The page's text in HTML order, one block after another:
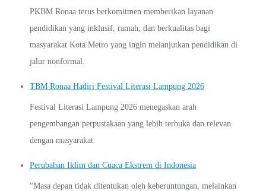
PKBM Ronaa terus berkomitmen memberikan layanan
pendidikan yang inklusif, ramah, dan berkualitas bagi
masyarakat Kota Metro yang ingin melanjutkan pendidikan di
jalur nonformal.
TBM Ronaa Hadiri Festival Literasi Lampung 2026
Festival Literasi Lampung 2026 menegaskan arah
pengembangan perpustakaan yang lebih terbuka dan relevan
dengan masyarakat.
Perubahan Iklim dan Cuaca Ekstrem di Indonesia
“Masa depan tidak ditentukan oleh keberuntungan, melainkan